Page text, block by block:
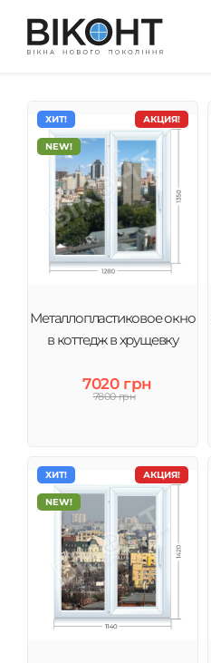
АКЦИЯ!
ХИТ!
NEW!
Металлопластиковое окно
в коттедж в хрущевку
7020 грн
7800 грн
АКЦИЯ!
ХИТ!
NEW!